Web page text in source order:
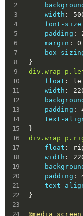
width :
font-size
padding :
margin : 0
box-
}
div.wrap
float :
width :
padding :
text-
}
div.wrap
float :
width :
padding :
text-
}
@media screen